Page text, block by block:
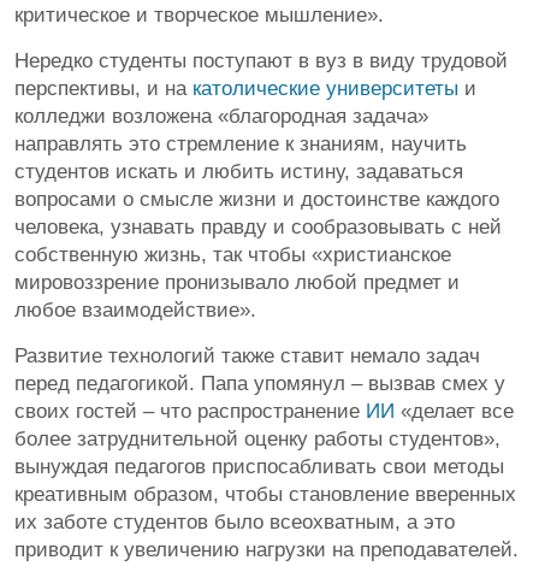
критическое и творческое мышление».
Нередко студенты поступают в вуз в виду трудовой
перспективы, и на католические университеты и
колледжи возложена «благородная задача»
направлять это стремление к знаниям, научить
студентов искать и любить истину, задаваться
вопросами о смысле жизни и достоинстве каждого
человека, узнавать правду и сообразовывать с ней
собственную жизнь, так чтобы «христианское
мировоззрение пронизывало любой предмет и
любое взаимодействие».
Развитие технологий также ставит немало задач
перед педагогикой. Папа упомянул – вызвав смех у
своих гостей – что распространение ИИ «делает все
более затруднительной оценку работы студентов»,
вынуждая педагогов приспосабливать свои методы
креативным образом, чтобы становление вверенных
их заботе студентов было всеохватным, а это
приводит к увеличению нагрузки на преподавателей.